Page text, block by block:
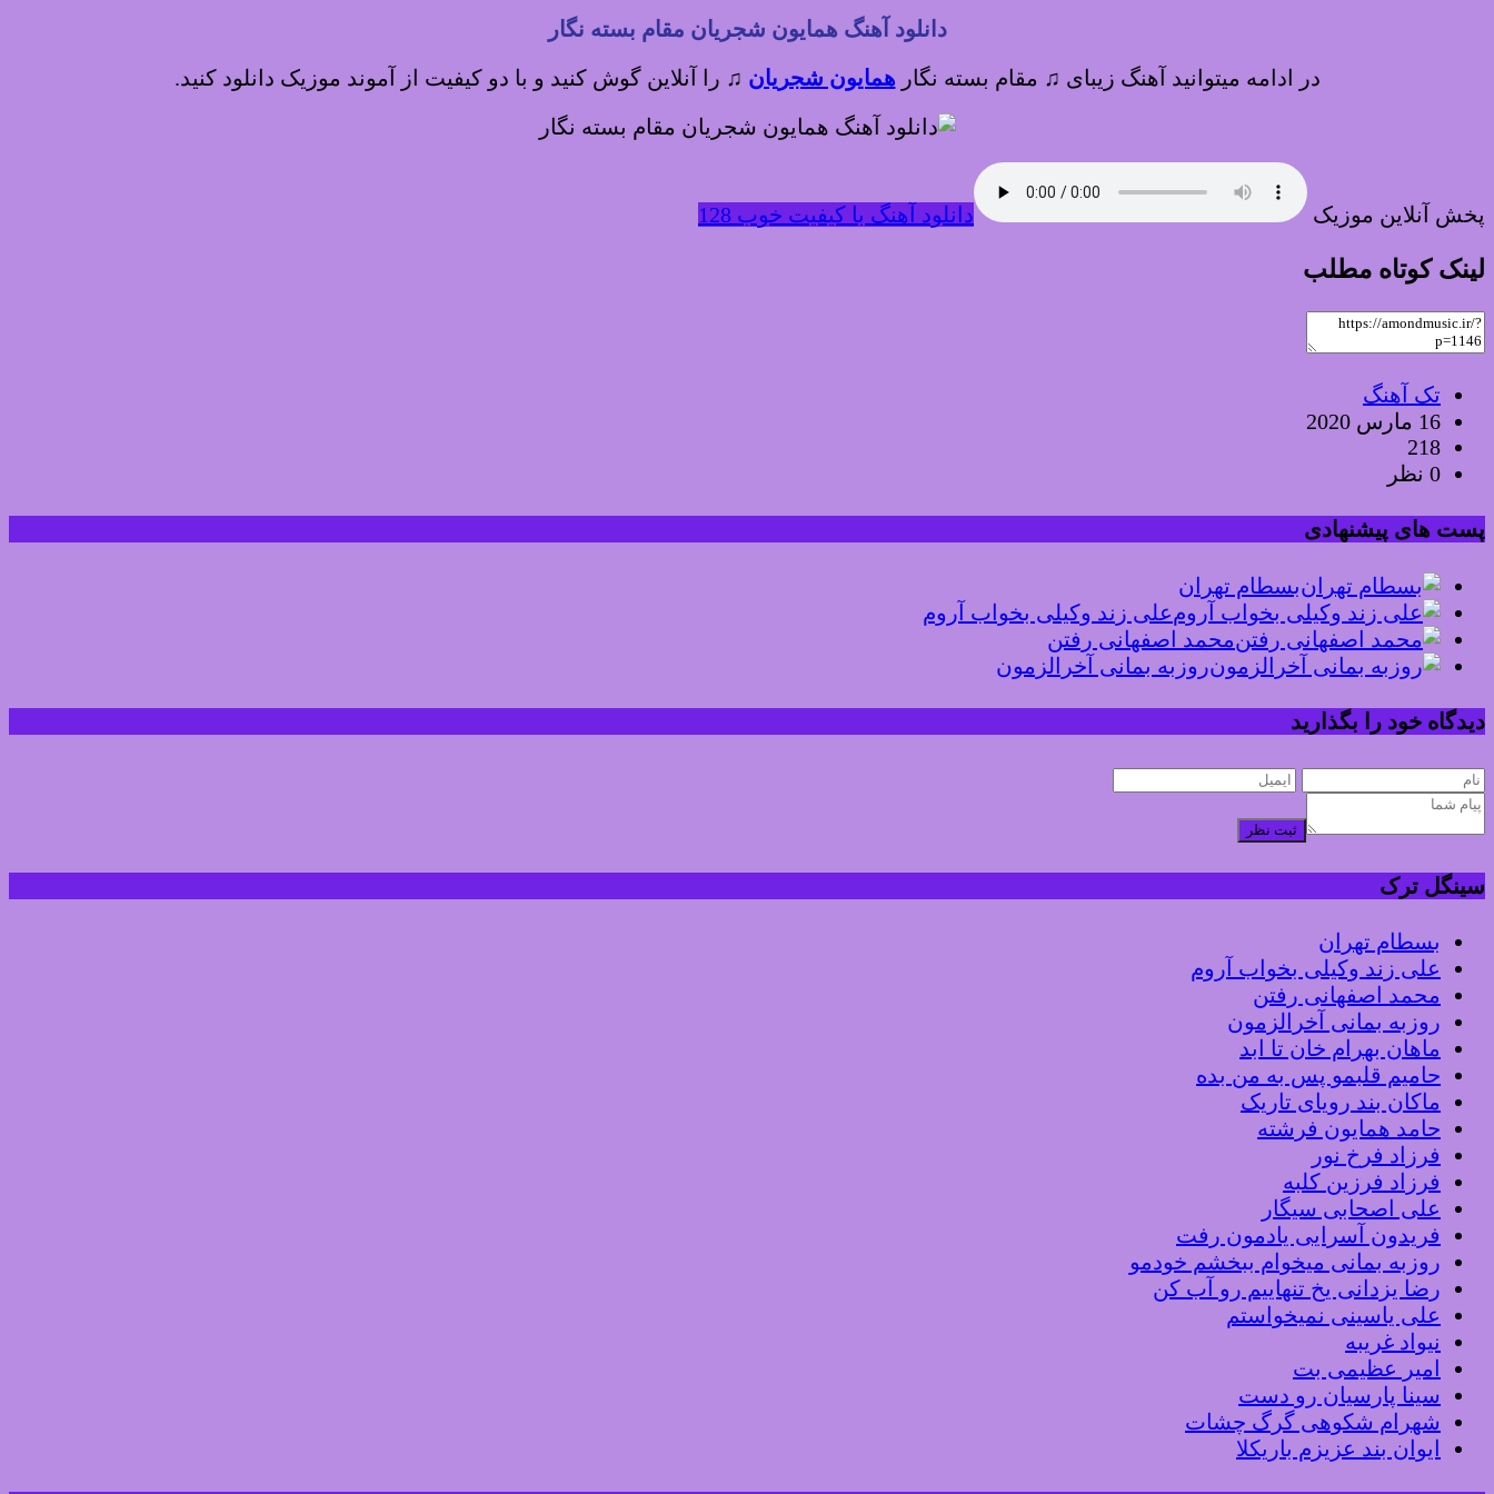
دانلود آهنگ همایون شجریان مقام بسته نگار
در ادامه میتوانید آهنگ زیبای ♫ مقام بسته نگار همایون شجریان ♫ را آنلاین گوش کنید و با دو کیفیت از آموند موزیک دانلود کنید.
پخش آنلاین موزیک دانلود آهنگ با کیفیت خوب 128
لینک کوتاه مطلب
تک آهنگ
16 مارس 2020
218
0 نظر
پست های پیشنهادی
بسطام تهران
علی زند وکیلی بخواب آروم
محمد اصفهانی رفتن
روزبه بمانی آخرالزمون
دیدگاه خود را بگذارید
ثبت نظر
سینگل ترک
بسطام تهران
علی زند وکیلی بخواب آروم
محمد اصفهانی رفتن
روزبه بمانی آخرالزمون
ماهان بهرام خان تا ابد
حامیم قلبمو پس به من بده
ماکان بند رویای تاریک
حامد همایون فرشته
فرزاد فرخ نور
فرزاد فرزین کلبه
علی اصحابی سیگار
فریدون آسرایی یادمون رفت
روزبه بمانی میخوام ببخشم خودمو
رضا یزدانی یخ تنهاییم رو آب کن
علی یاسینی نمیخواستم
نیواد غریبه
امیر عظیمی بت
سینا پارسیان رو دست
شهرام شکوهی گرگ چشات
ایوان بند عزیزم باریکلا